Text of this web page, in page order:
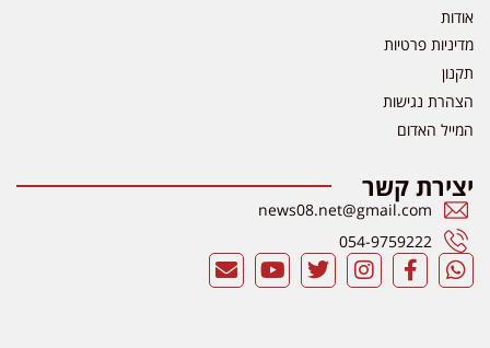
אודות
מדיניות פרטיות
תקנון
הצהרת נגישות
המייל האדום
יצירת קשר
news08.net@gmail.com
054-9759222